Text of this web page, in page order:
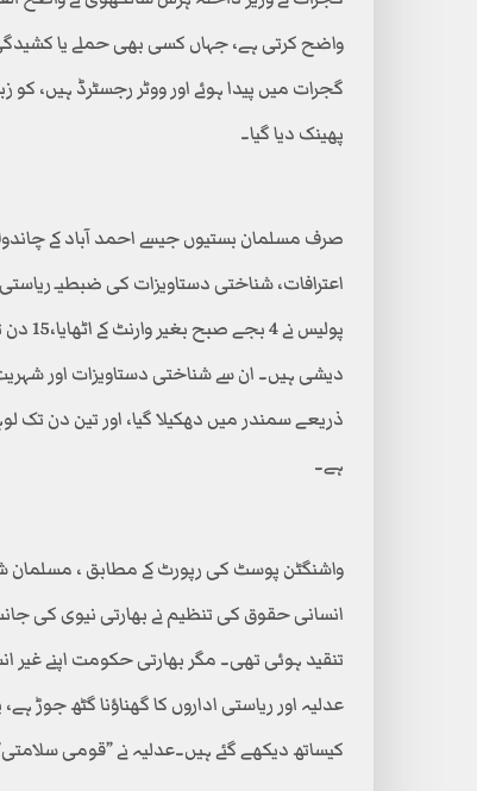
واضح کرتی ہے، جہاں کسی بھی حملے یا
گجرات میں پیدا ہوئے اور ووٹر رجسٹرڈ ہیں،
پھینک دیا گیا۔
صرف مسلمان بستیوں جیسے احمد آباد کے
اعترافات، شناختی دستاویزات کی ضبطیـ
دیشی ہیں۔ ان سے شناختی دستاویزات اور
ذریعے سمندر میں دھکیلا گیا، اور تین دن تک
ہے۔
واشنگٹن پوسٹ کی رپورٹ کے مطابق ، مسلمان
تنقید ہوئی تھی۔ مگر بھارتی حکومت اپنے
عدلیہ اور ریاستی اداروں کا گھناؤنا گٹھ
کیساتھ دیکھے گئے ہیں۔عدلیہ نے ”قومی